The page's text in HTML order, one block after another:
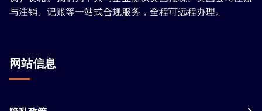
与注销、记账等一站式合规服务，全程可远程办理。
网站信息